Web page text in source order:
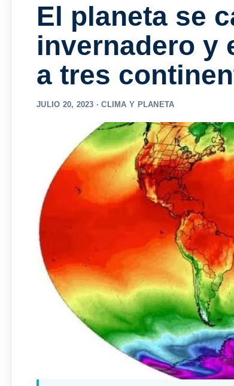
El planeta se
invernadero y
a tres
JULIO 20, 2023 ·CLIMA Y PLANETA